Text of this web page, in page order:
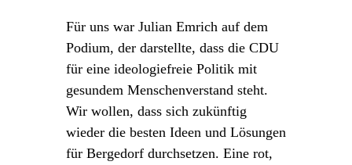
Für uns war Julian Emrich auf dem
Podium, der darstellte, dass die CDU
für eine ideologiefreie Politik mit
gesundem Menschenverstand steht.
Wir wollen, dass sich zukünftig
wieder die besten Ideen und Lösungen
für Bergedorf durchsetzen. Eine rot,